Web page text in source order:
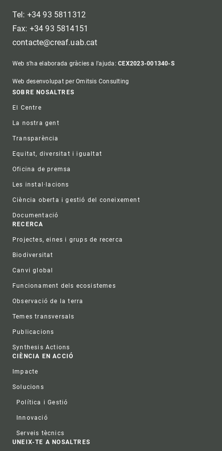
Tel: +34 93 5811312
Fax: +34 93 5814151
contacte@creaf.uab.cat
Web s'ha elaborada gràcies a l'ajuda:CEX2023-001340-S
Web desenvolupat per Omitsis Consulting
Footer
SOBRE NOSALTRES
El Centre
La nostra gent
Transparència
Equitat, diversitat i igualtat
Oficina de premsa
Les instal·lacions
Ciència oberta i gestió del coneixement
Documentació
RECERCA
Projectes, eines i grups de recerca
Biodiversitat
Canvi global
Funcionament dels ecosistemes
Observació de la terra
Temes transversals
Publicacions
Synthesis Actions
CIÈNCIA EN ACCIÓ
Impacte
Solucions
Política i Gestió
Innovació
Serveis tècnics
UNEIX-TE A NOSALTRES